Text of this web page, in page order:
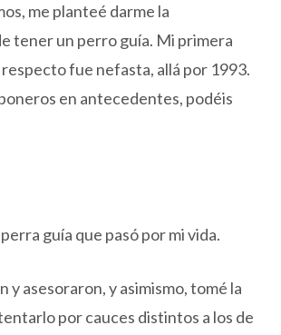
me planteé darme la
tener un perro guía. Mi primera
fue nefasta, allá por 1993.
en antecedentes, podéis
guía que pasó por mi vida.
y asesoraron, y asimismo, tomé la
por cauces distintos a los de